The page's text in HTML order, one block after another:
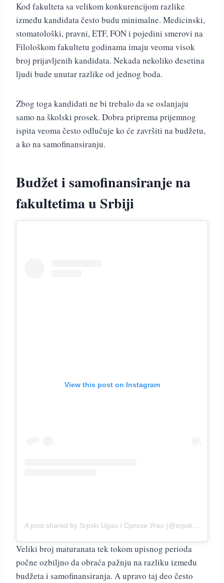
Kod fakulteta sa velikom konkurencijom razlike
između kandidata često budu minimalne. Medicinski,
stomatološki, pravni, ETF, FON i pojedini smerovi na
Filološkom fakultetu godinama imaju veoma visok
broj prijavljenih kandidata. Nekada nekoliko desetina
ljudi bude unutar razlike od jednog boda.
Zbog toga kandidati ne bi trebalo da se oslanjaju
samo na školski prosek. Dobra priprema prijemnog
ispita veoma često odlučuje ko će završiti na budžetu,
a ko na samofinansiranju.
Budžet i samofinansiranje na
fakultetima u Srbiji
View this post on Instagram
A post shared by Srpski Ugao / Српски Угао (@srpski.ugao_)
Veliki broj maturanata tek tokom upisnog perioda
počne ozbiljno da obraća pažnju na razliku između
budžeta i samofinansiranja. A upravo taj deo često